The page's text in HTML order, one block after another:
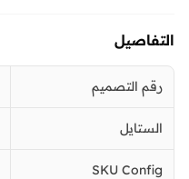
التفاصيل
رقم التصميم
الستايل
SKU Config